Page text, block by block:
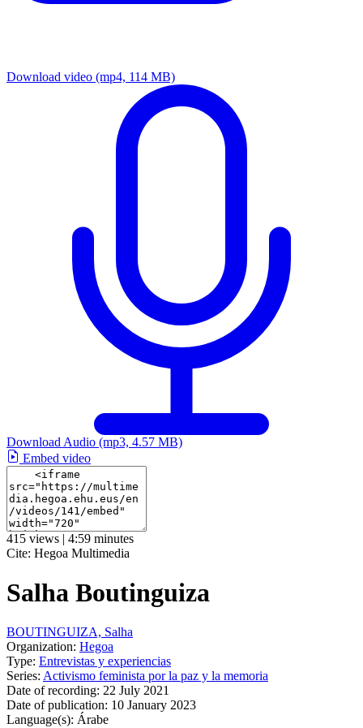
Download video (mp4, 114 MB)
Download Audio (mp3, 4.57 MB)
Embed video
415 views | 4:59 minutes
Cite: Hegoa Multimedia
Salha Boutinguiza
BOUTINGUIZA, Salha
Organization: Hegoa
Type: Entrevistas y experiencias
Series: Activismo feminista por la paz y la memoria
Date of recording: 22 July 2021
Date of publication: 10 January 2023
Language(s): Árabe